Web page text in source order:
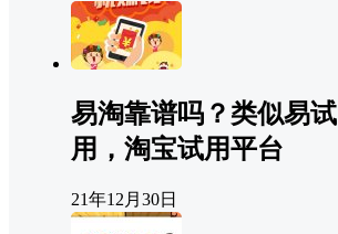
易淘靠谱吗？类似易试
用，淘宝试用平台
21年12月30日